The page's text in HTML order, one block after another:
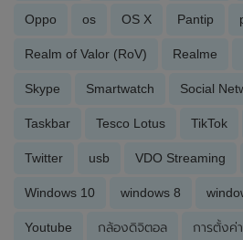
Oppo os OS X Pantip
Realm of Valor (RoV) Realme
Skype Smartwatch Social
Taskbar Tesco Lotus TikTok
Twitter usb VDO Streaming
Windows 10 windows 8
Youtube กล้องดิจิตอล การตั้งค่